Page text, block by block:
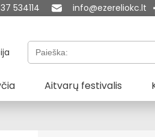
534114 info@ezereliokc.lt
Paieška:
Aitvarų festivalis